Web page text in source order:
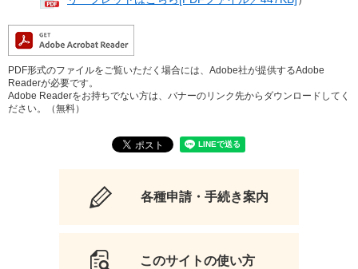
PDF形式のファイルをご覧いただく場合には、Adobe社が提供するAdobe
Readerが必要です。
Adobe Readerをお持ちでない方は、バナーのリンク先からダウンロードしてく
ださい。（無料）
各種申請・手続き案内
このサイトの使い方